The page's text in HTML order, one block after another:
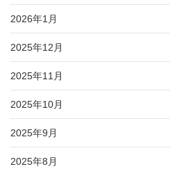
2026年1月
2025年12月
2025年11月
2025年10月
2025年9月
2025年8月